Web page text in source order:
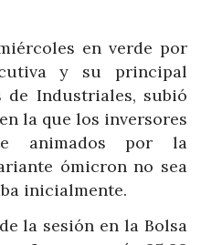
en verde por
y su principal
de Industriales, subió
la que los inversores
animados por la
ómicron no sea
inicialmente.
la sesión en la Bolsa